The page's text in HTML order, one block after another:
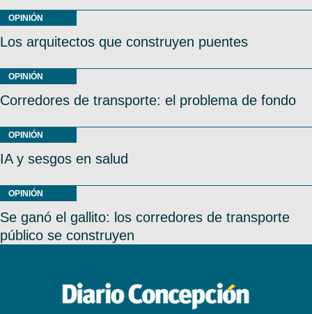
OPINIÓN
Los arquitectos que construyen puentes
OPINIÓN
Corredores de transporte: el problema de fondo
OPINIÓN
IA y sesgos en salud
OPINIÓN
Se ganó el gallito: los corredores de transporte
público se construyen